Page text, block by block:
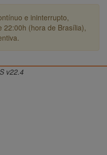
e ininterrupto,
22:00h (hora de Brasília),
v22.4